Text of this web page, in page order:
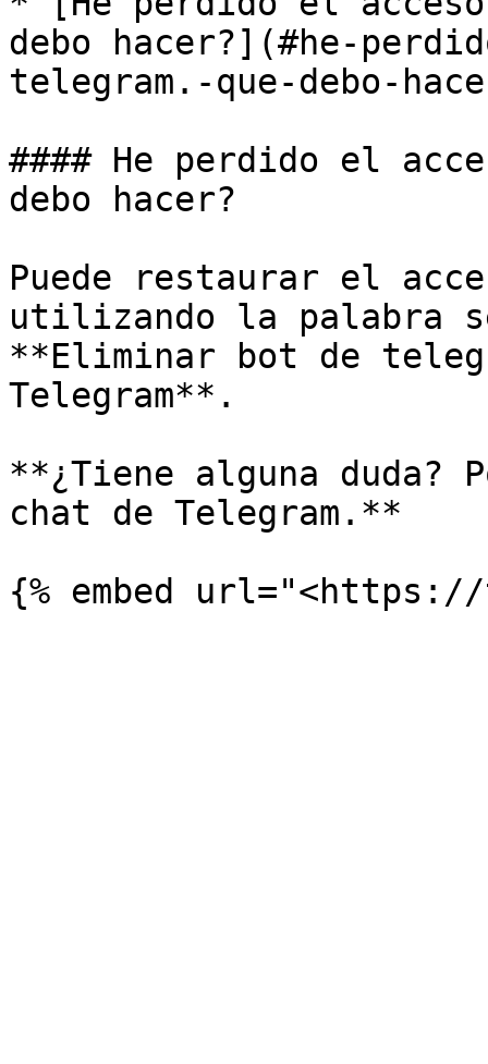
debo hacer?](#he-
telegram.-que-debo-
#### He perdido el
debo hacer?
Puede restaurar el
utilizando la palabra
**Eliminar bot de
Telegram**.
**¿Tiene alguna duda?
chat de Telegram.**